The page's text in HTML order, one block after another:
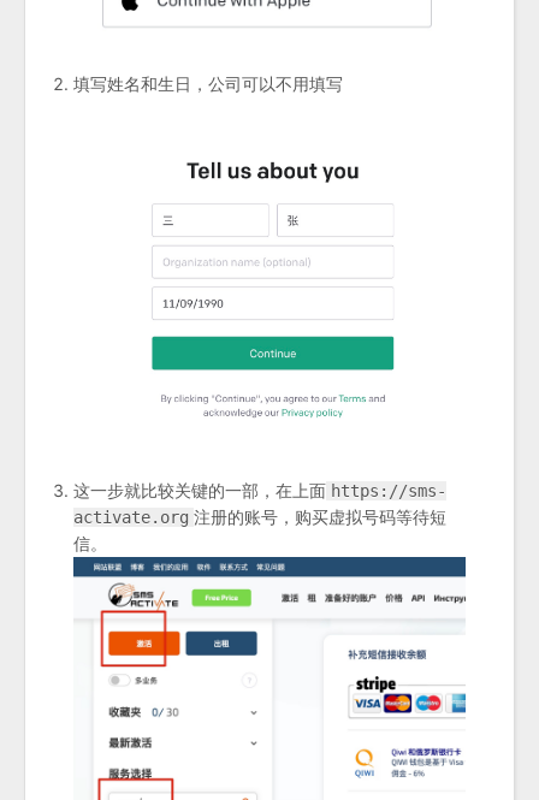
填写姓名和生日，公司可以不用填写
这一步就比较关键的一部，在上面 https://sms-
activate.org 注册的账号，购买虚拟号码等待短
信。